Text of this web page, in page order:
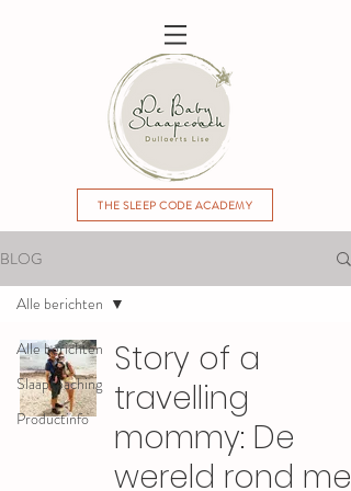
THE SLEEP CODE ACADEMY
BLOG
Alle berichten
Slaapcoaching
Productinfo
Alle berichten
Story of a
travelling
mommy: De
wereld rond met